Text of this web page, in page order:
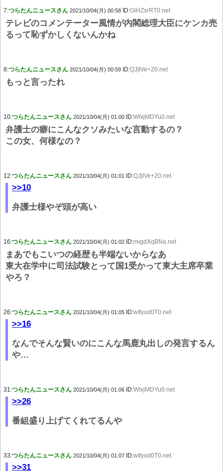
7:つらたんニュースさん 2021/10/04(月) 00:58 ID:GlHZsrRT0.net
テレビのコメンテーター風情が内閣総理大臣にケンカ売
るって恥ずかしくないんかね
8:つらたんニュースさん 2021/10/04(月) 00:59 ID:QJjtVe+20.net
もっと言ったれ
10:つらたんニュースさん 2021/10/04(月) 01:00 ID:WIxjMDYu0.net
弁護士の癖にこんなクソみたいな言動するの？
この女、何様なの？
12:つらたんニュースさん 2021/10/04(月) 01:01 ID:QJjtVe+20.net
>>10
弁護士様やぞ頭が高い
16:つらたんニュースさん 2021/10/04(月) 01:02 ID:migdXqBNa.net
まあでもこいつの経歴も半端ないからなあ
東大在学中に司法試験とって国1受かって東大主席卒業
やろ？
26:つらたんニュースさん 2021/10/04(月) 01:05 ID:wIfyod0T0.net
>>16
なんでそんな賢いのにこんな馬鹿丸出しの発言するん
や…
31:つらたんニュースさん 2021/10/04(月) 01:06 ID:WIxjMDYu0.net
>>26
番組盛り上げてくれてるんや
33:つらたんニュースさん 2021/10/04(月) 01:07 ID:wIfyod0T0.net
>>31